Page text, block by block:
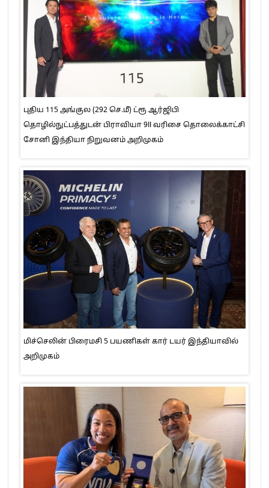
புதிய 115 அங்குல (292 செ.மீ) ட்ரூ ஆர்ஜிபி
தொழில்நுட்பத்துடன் பிராவியா 9II வரிசை தொலைக்காட்சி
சோனி இந்தியா நிறுவனம் அறிமுகம்
மிச்செலின் பிரைமசி 5 பயணிகள் கார் டயர் இந்தியாவில்
அறிமுகம்